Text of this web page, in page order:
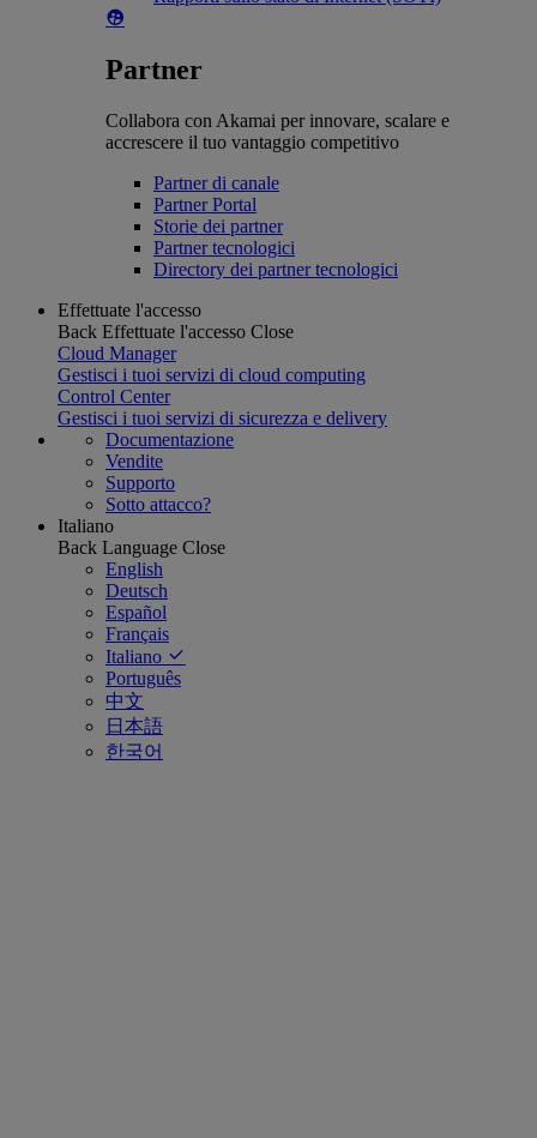
Partner
Collabora con Akamai per innovare, scalare e
accrescere il tuo vantaggio competitivo
Partner di canale
Partner Portal
Storie dei partner
Partner tecnologici
Directory dei partner tecnologici
Effettuate l'accesso
Back Effettuate l'accesso Close
Cloud Manager
Gestisci i tuoi servizi di cloud computing
Control Center
Gestisci i tuoi servizi di sicurezza e delivery
Documentazione
Vendite
Supporto
Sotto attacco?
Italiano
Back Language Close
English
Deutsch
Español
Français
Italiano
Português
中文
日本語
한국어